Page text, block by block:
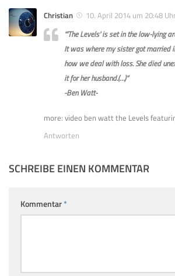
Christian
10. April 2014 um 20:48 Uhr
“’The Levels’ is set in the low-lying
It was where my sister got married
how we deal with loss. She died
it for her husband.(…)”
-Ben Watt-
more: video ben watt the Levels
Antworten
SCHREIBE EINEN KOMMENTAR
Kommentar*